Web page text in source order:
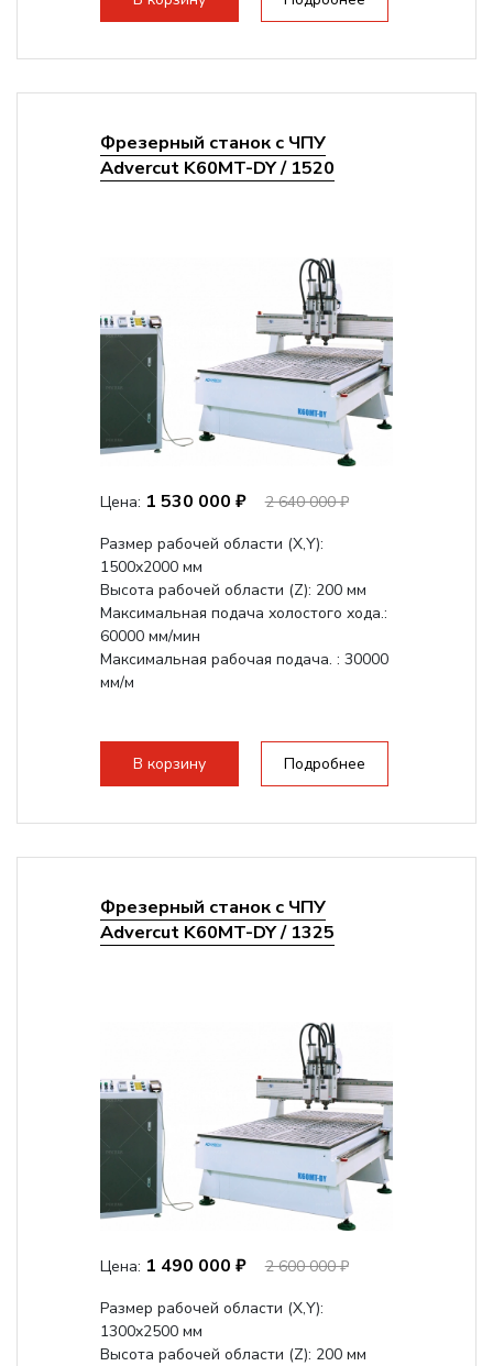
Фрезерный станок с ЧПУ
Advercut K60MT-DY / 1520
Цена: 1 530 000 ₽
2 640 000 ₽
Размер рабочей области (Х,Y):
1500x2000 мм
Высота рабочей области (Z): 200 мм
Максимальная подача холостого хода.:
60000 мм/мин
Максимальная рабочая подача. : 30000
мм/м
В корзину Подробнее
Фрезерный станок с ЧПУ
Advercut K60MT-DY / 1325
Цена: 1 490 000 ₽
2 600 000 ₽
Размер рабочей области (Х,Y):
1300x2500 мм
Высота рабочей области (Z): 200 мм